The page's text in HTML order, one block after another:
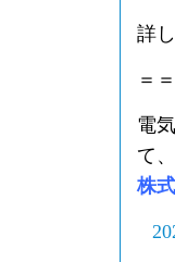
詳
＝
電
て
株